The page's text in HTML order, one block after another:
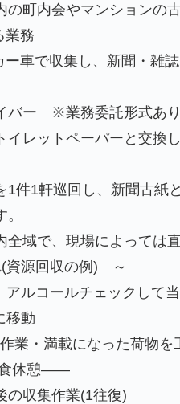
の町内会やマンションの
業務
ー車で収集し、新聞・雑
バー ※業務委託形式あり
イレットペーパーと交換
1件1軒巡回し、新聞古紙
全域で、現場によっては
資源回収の例) ～
ルコールチェックして
動
・満載になった荷物を
休憩――
収集作業(1往復)